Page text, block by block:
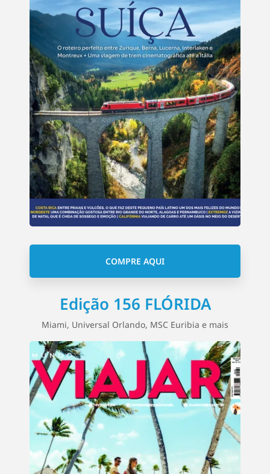
COMPRE AQUI
Edição 156 FLÓRIDA
Miami, Universal Orlando, MSC Euribia e mais